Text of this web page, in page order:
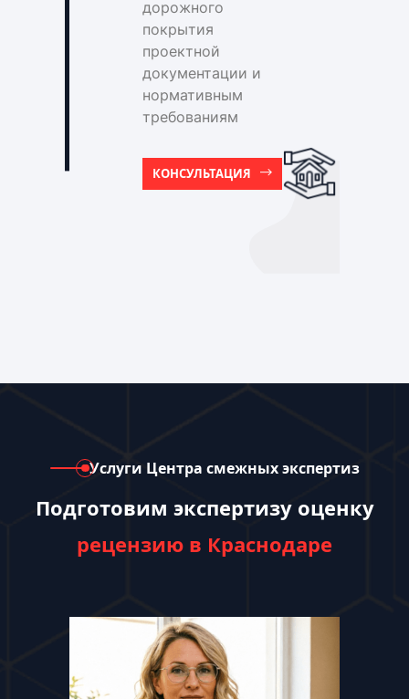
дорожного
покрытия
проектной
документации и
нормативным
требованиям
КОНСУЛЬТАЦИЯ
Услуги Центра смежных экспертиз
Подготовим экспертизу оценку
рецензию в Краснодаре